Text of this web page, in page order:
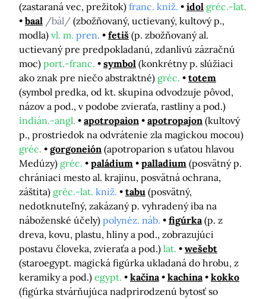
(zastaraná vec, prežitok) franc. kniž. idol gréc.-lat.
baal /bál/ (zbožňovaný, uctievaný, kultový p.,
modla) vl. m. pren. fetiš (p. zbožňovaný al.
uctievaný pre predpokladanú, zdanlivú zázračnú
moc) port.-franc. symbol (konkrétny p. slúžiaci
ako znak pre niečo abstraktné) gréc.
totem
(symbol predka, od kt. skupina odvodzuje pôvod,
názov a pod., v podobe zvieraťa, rastliny a pod.)
indián.-angl.
apotropaion apotropajon (kultový
p., prostriedok na odvrátenie zla magickou mocou)
gréc.
gorgoneión (apotroparion s uťatou hlavou
Medúzy) gréc. paládium palladium (posvätný p.
chrániaci mesto al. krajinu, posvätná ochrana,
záštita) gréc.-lat. kniž. tabu (posvätný,
nedotknuteľný, zakázaný p. vyhradený iba na
náboženské účely) polynéz. náb. figúrka (p. z
dreva, kovu, plastu, hliny a pod., zobrazujúci
postavu človeka, zvieraťa a pod.) lat.
wešebt
(staroegypt. magická figúrka ukladaná do hrobu, z
keramiky a pod.) egypt. kačina kachina
kokko
(figúrka stvárňujúca nadprirodzenú bytosť so